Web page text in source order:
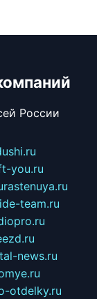
России
you.ru
rastenuya.ru
team.ru
news.ru
otdelky.ru